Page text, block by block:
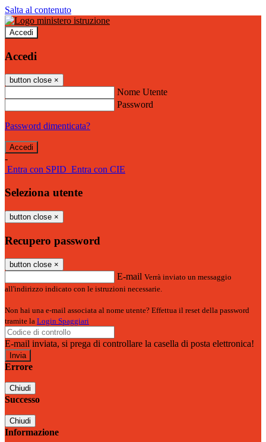
Salta al contenuto
Accedi
Accedi
button close ×
Nome Utente
Password
Password dimenticata?
-
Entra con SPID Entra con CIE
Seleziona utente
button close ×
Recupero password
button close ×
E-mail Verrà inviato un messaggio
all'indirizzo indicato con le istruzioni necessarie.
Non hai una e-mail associata al nome utente? Effettua il reset della password
tramite la Login Spaggiari
E-mail inviata, si prega di controllare la casella di posta elettronica!
Errore
Chiudi
Successo
Chiudi
Informazione